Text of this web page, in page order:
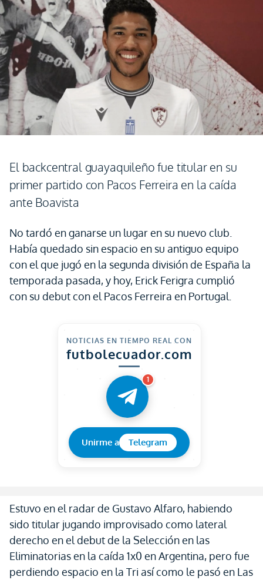
El backcentral guayaquileño fue titular en su
primer partido con Pacos Ferreira en la caída
ante Boavista
No tardó en ganarse un lugar en su nuevo club.
Había quedado sin espacio en su antiguo equipo
con el que jugó en la segunda división de España la
temporada pasada, y hoy, Erick Ferigra cumplió
con su debut con el Pacos Ferreira en Portugal.
NOTICIAS EN TIEMPO REAL CON
futbolecuador.com
1
Unirme a Telegram
Estuvo en el radar de Gustavo Alfaro, habiendo
sido titular jugando improvisado como lateral
derecho en el debut de la Selección en las
Eliminatorias en la caída 1x0 en Argentina, pero fue
perdiendo espacio en la Tri así como le pasó en Las